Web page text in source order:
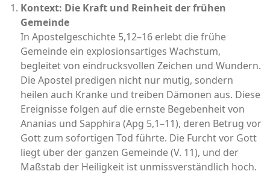
Kontext: Die Kraft und Reinheit der frühen
Gemeinde
In Apostelgeschichte 5,12–16 erlebt die frühe
Gemeinde ein explosionsartiges Wachstum,
begleitet von eindrucksvollen Zeichen und Wundern.
Die Apostel predigen nicht nur mutig, sondern
heilen auch Kranke und treiben Dämonen aus. Diese
Ereignisse folgen auf die ernste Begebenheit von
Ananias und Sapphira (Apg 5,1–11), deren Betrug vor
Gott zum sofortigen Tod führte. Die Furcht vor Gott
liegt über der ganzen Gemeinde (V. 11), und der
Maßstab der Heiligkeit ist unmissverständlich hoch.